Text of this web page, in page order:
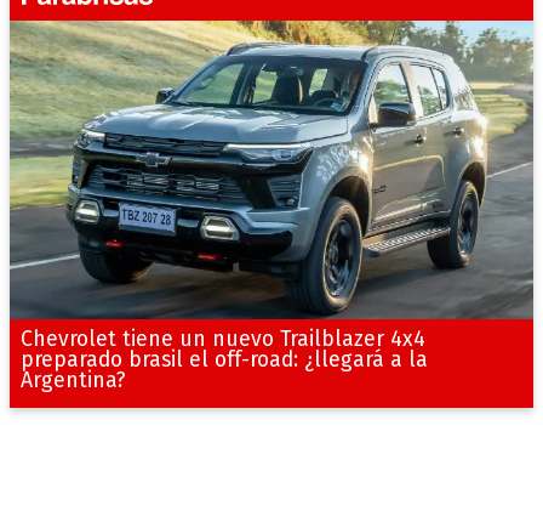
Chevrolet tiene un nuevo Trailblazer 4x4
preparado brasil el off-road: ¿llegará a la
Argentina?